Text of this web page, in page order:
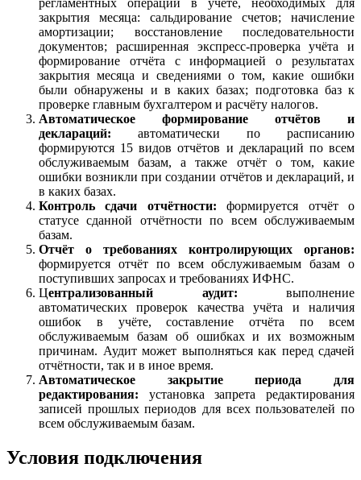
закрытия месяца: сальдирование счетов; начисление
амортизации; восстановление последовательности
документов; расширенная экспресс-проверка учёта и
формирование отчёта с информацией о результатах
закрытия месяца и сведениями о том, какие ошибки
были обнаружены и в каких базах; подготовка баз к
проверке главным бухгалтером и расчёту налогов.
Автоматическое формирование отчётов и
деклараций: автоматически по расписанию
формируются 15 видов отчётов и деклараций по всем
обслуживаемым базам, а также отчёт о том, какие
ошибки возникли при создании отчётов и деклараций, и
в каких базах.
Контроль сдачи отчётности: формируется отчёт о
статусе сданной отчётности по всем обслуживаемым
базам.
Отчёт о требованиях контролирующих органов:
формируется отчёт по всем обслуживаемым базам о
поступивших запросах и требованиях ИФНС.
Централизованный аудит: выполнение
автоматических проверок качества учёта и наличия
ошибок в учёте, составление отчёта по всем
обслуживаемым базам об ошибках и их возможным
причинам. Аудит может выполняться как перед сдачей
отчётности, так и в иное время.
Автоматическое закрытие периода для
редактирования: установка запрета редактирования
записей прошлых периодов для всех пользователей по
всем обслуживаемым базам.
Условия подключения